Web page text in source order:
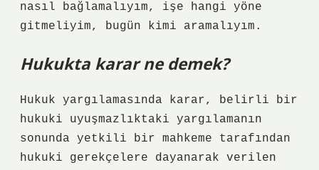
nasıl bağlamalıyım, işe hangi yöne
gitmeliyim, bugün kimi aramalıyım.
Hukukta karar ne demek?
Hukuk yargılamasında karar, belirli bir
hukuki uyuşmazlıktaki yargılamanın
sonunda yetkili bir mahkeme tarafından
hukuki gerekçelere dayanarak verilen